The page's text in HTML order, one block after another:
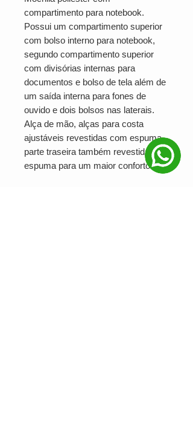
compartimento para notebook.
Possui um compartimento superior
com bolso interno para notebook,
segundo compartimento superior
com divisórias internas para
documentos e bolso de tela além de
um saída interna para fones de
ouvido e dois bolsos nas laterais.
Alça de mão, alças para costa
ajustáveis revestidas com espuma,
parte traseira também revestida de
espuma para um maior conforto.